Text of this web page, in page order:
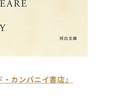
カンパニイ書店』